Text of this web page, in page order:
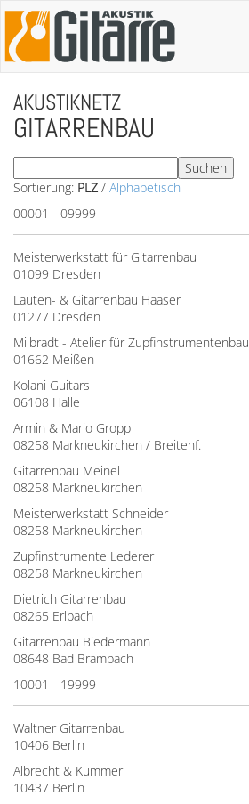
AKUSTIKNETZ
GITARRENBAU
Sortierung: PLZ / Alphabetisch
00001 - 09999
Meisterwerkstatt für Gitarrenbau
01099 Dresden
Lauten- & Gitarrenbau Haaser
01277 Dresden
Milbradt - Atelier für Zupfinstrumentenbau
01662 Meißen
Kolani Guitars
06108 Halle
Armin & Mario Gropp
08258 Markneukirchen / Breitenf.
Gitarrenbau Meinel
08258 Markneukirchen
Meisterwerkstatt Schneider
08258 Markneukirchen
Zupfinstrumente Lederer
08258 Markneukirchen
Dietrich Gitarrenbau
08265 Erlbach
Gitarrenbau Biedermann
08648 Bad Brambach
10001 - 19999
Waltner Gitarrenbau
10406 Berlin
Albrecht & Kummer
10437 Berlin